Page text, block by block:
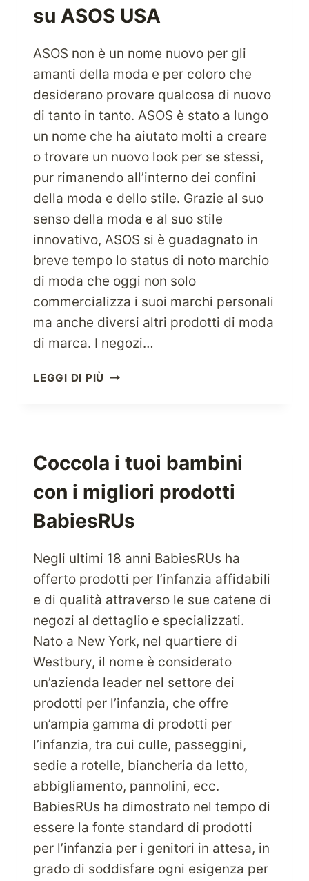
STATI
CON
PARCELBOUND
su ASOS USA
ASOS non è un nome nuovo per gli
amanti della moda e per coloro che
desiderano provare qualcosa di nuovo
di tanto in tanto. ASOS è stato a lungo
un nome che ha aiutato molti a creare
o trovare un nuovo look per se stessi,
pur rimanendo all’interno dei confini
della moda e dello stile. Grazie al suo
senso della moda e al suo stile
innovativo, ASOS si è guadagnato in
breve tempo lo status di noto marchio
di moda che oggi non solo
commercializza i suoi marchi personali
ma anche diversi altri prodotti di moda
di marca. I negozi…
LEGGI DI PIÙ GLI
FARE
SHOPPING
SU
ASOS
USA
Coccola i tuoi bambini
con i migliori prodotti
BabiesRUs
Negli ultimi 18 anni BabiesRUs ha
offerto prodotti per l’infanzia affidabili
e di qualità attraverso le sue catene di
negozi al dettaglio e specializzati.
Nato a New York, nel quartiere di
Westbury, il nome è considerato
un’azienda leader nel settore dei
prodotti per l’infanzia, che offre
un’ampia gamma di prodotti per
l’infanzia, tra cui culle, passeggini,
sedie a rotelle, biancheria da letto,
abbigliamento, pannolini, ecc.
BabiesRUs ha dimostrato nel tempo di
essere la fonte standard di prodotti
per l’infanzia per i genitori in attesa, in
grado di soddisfare ogni esigenza per